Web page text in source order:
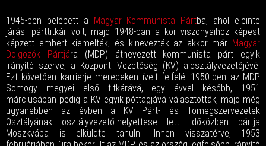
1945-ben belépett a Magyar Kommunista Pártba, ahol eleinte
járási párttitkár volt, majd 1948-ban a kor viszonyaihoz képest
képzett embert kiemelték, és kinevezték az akkor már Magyar
Dolgozók Pártjára (MDP) átnevezett kommunista párt egyik
irányító szerve, a Központi Vezetőség (KV) alosztályvezetőjévé.
Ezt követően karrierje meredeken ívelt felfelé: 1950-ben az MDP
Somogy megyei első titkárává, egy évvel később, 1951
márciusában pedig a KV egyik póttagjává választották, majd még
ugyanebben az évben a KV Párt- és Tömegszervezetek
Osztályának osztályvezető-helyettese lett. Időközben pártja
Moszkvába is elküldte tanulni. Innen visszatérve, 1953